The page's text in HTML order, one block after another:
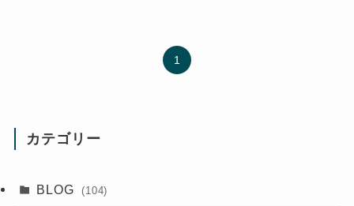
1
カテゴリー
BLOG (104)